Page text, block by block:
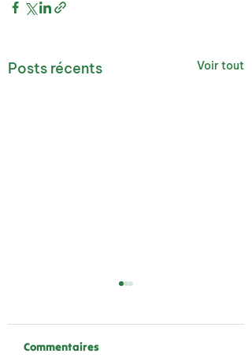
Posts récents Voir tout
Commentaires